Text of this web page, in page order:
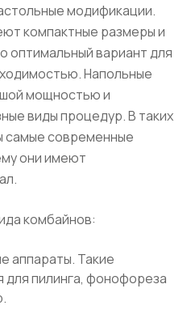
модификации.
компактные размеры и
вариант для
Напольные
мощностью и
виды процедур. В таких
самые современные
они имеют
комбайнов:
аппараты. Такие
для пилинга, фонофореза